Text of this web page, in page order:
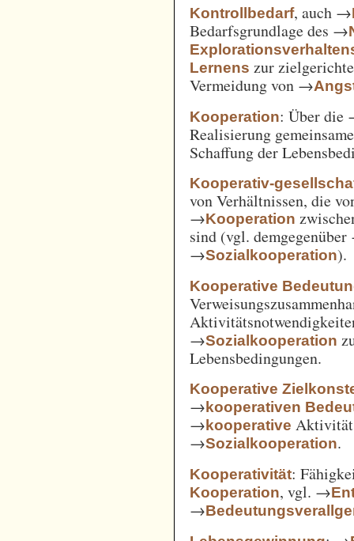
Kontrollbedarf, auch →
Bedarfsgrundlage des →
Lernens zur
Vermeidung von →
Kooperation: Über
Realisierung
Schaffung der
Kooperativ-
von Verhältnissen, die
→Kooperation
sind (vgl.
→Sozialkooperation).
Kooperative
→Sozialkooperation
Lebensbedingungen.
Kooperative
→kooperativen
→kooperative
→Sozialkooperation.
Kooperativität:
Kooperation, vgl. →
→